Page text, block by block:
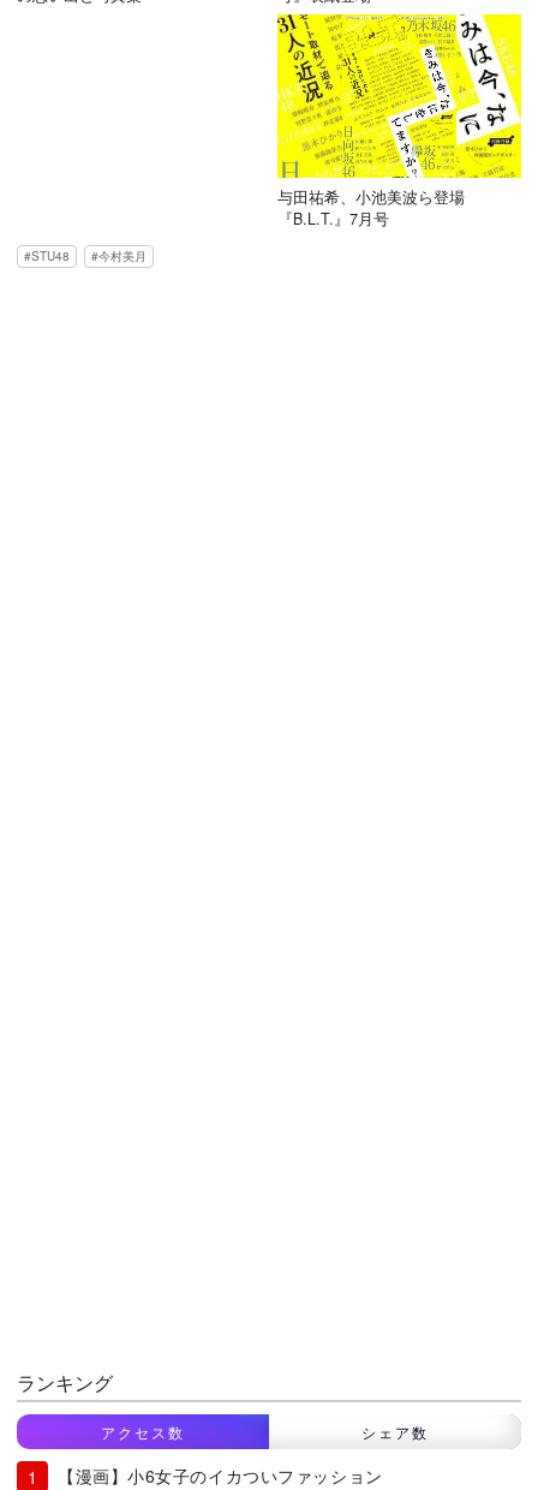
与田祐希、小池美波ら登場
『B.L.T.』7月号
STU48 今村美月
ランキング
アクセス数 シェア数
【漫画】小6女子のイカついファッション